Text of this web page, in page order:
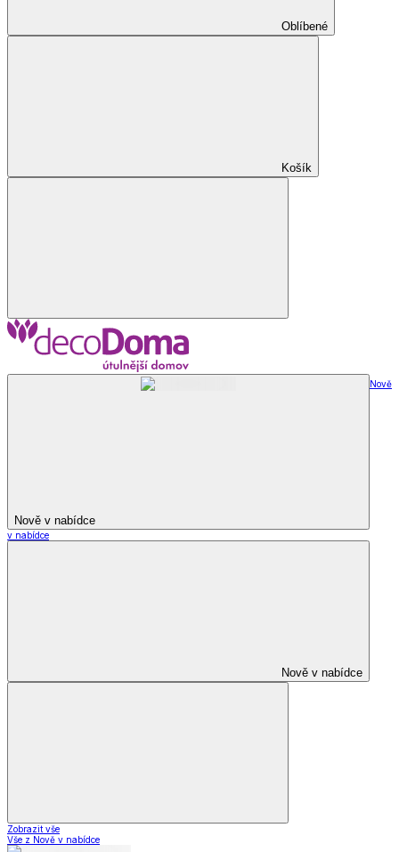
Oblíbené
Košík
Nově v nabídce
Nově
v nabídce
Nově v nabídce
Zobrazit vše
Vše z Nově v nabídce